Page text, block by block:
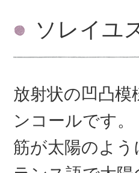
ソレイユ
放射状の凹凸
ンコールです。
筋が太陽のよ